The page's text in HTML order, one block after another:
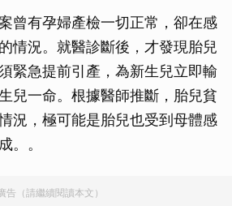
曾有孕婦產檢一切正常，卻在感
情況。就醫診斷後，才發現胎兒
緊急提前引產，為新生兒立即輸
兒一命。根據醫師推斷，胎兒貧
況，極可能是胎兒也受到母體感
。。
告（請繼續閱讀本文）